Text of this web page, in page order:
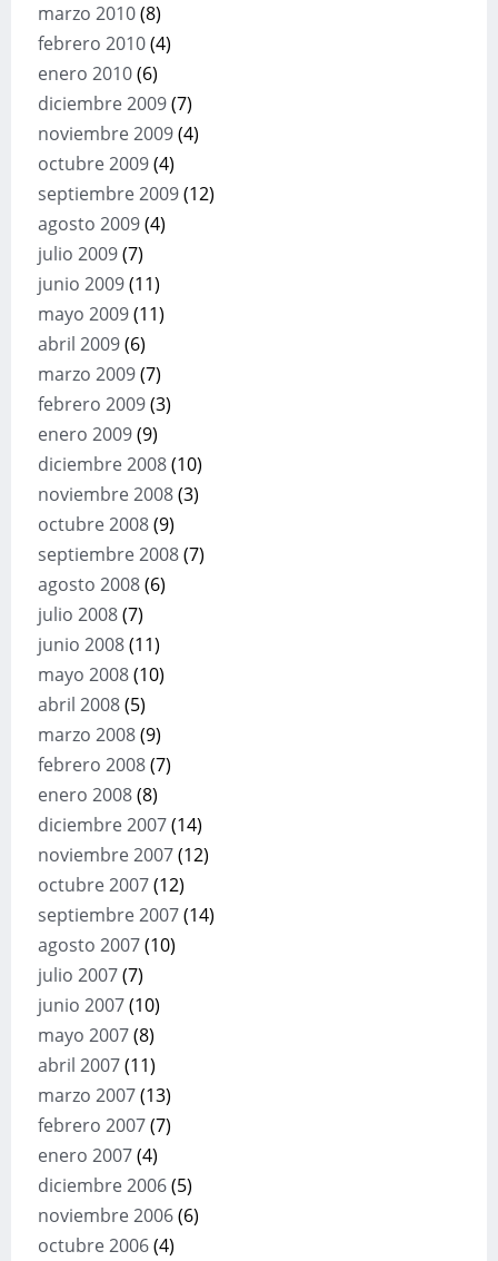
marzo 2010(8)
febrero 2010(4)
enero 2010(6)
diciembre 2009(7)
noviembre 2009(4)
octubre 2009(4)
septiembre 2009(12)
agosto 2009(4)
julio 2009(7)
junio 2009(11)
mayo 2009(11)
abril 2009(6)
marzo 2009(7)
febrero 2009(3)
enero 2009(9)
diciembre 2008(10)
noviembre 2008(3)
octubre 2008(9)
septiembre 2008(7)
agosto 2008(6)
julio 2008(7)
junio 2008(11)
mayo 2008(10)
abril 2008(5)
marzo 2008(9)
febrero 2008(7)
enero 2008(8)
diciembre 2007(14)
noviembre 2007(12)
octubre 2007(12)
septiembre 2007(14)
agosto 2007(10)
julio 2007(7)
junio 2007(10)
mayo 2007(8)
abril 2007(11)
marzo 2007(13)
febrero 2007(7)
enero 2007(4)
diciembre 2006(5)
noviembre 2006(6)
octubre 2006(4)